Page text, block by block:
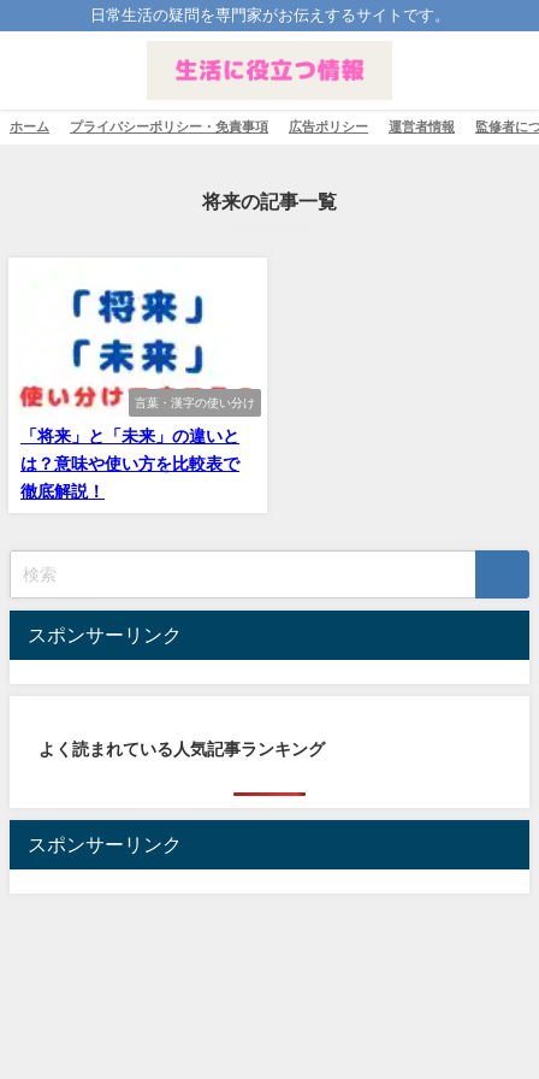
日常生活の疑問を専門家がお伝えするサイトです。
ホーム プライバシーポリシー・免責事項 広告ポリシー 運営者情報 監修者に
将来の記事一覧
言葉・漢字の使い分け
「将来」と「未来」の違いと
は？意味や使い方を比較表で
徹底解説！
スポンサーリンク
よく読まれている人気記事ランキング
スポンサーリンク